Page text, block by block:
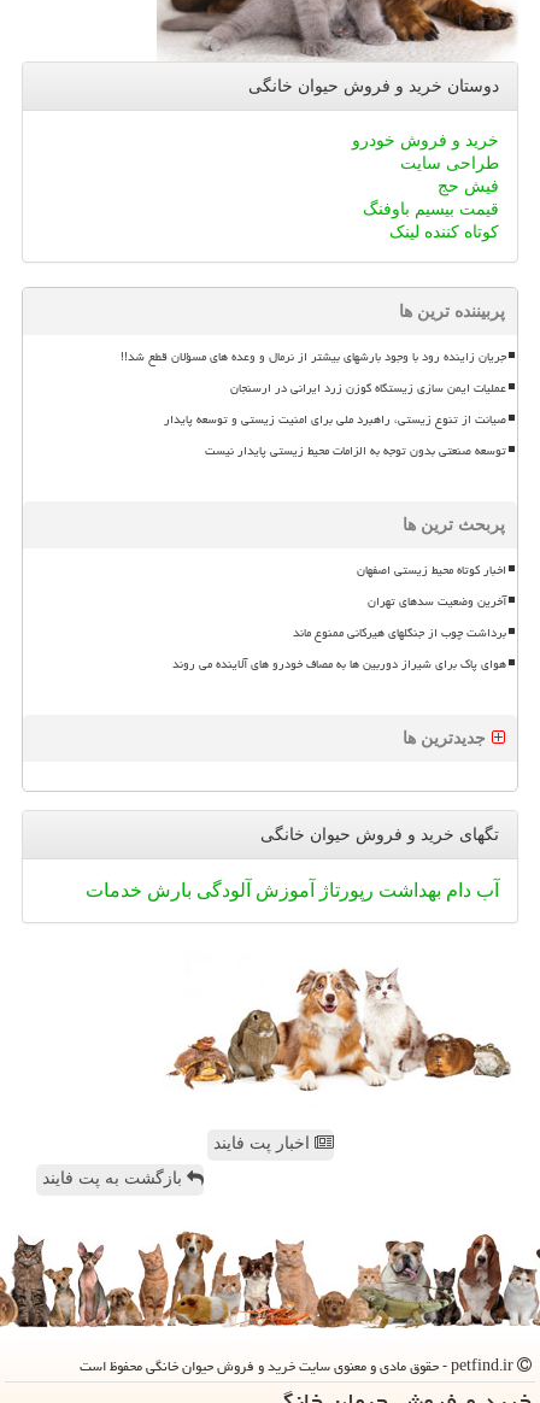
دوستان خرید و فروش حیوان خانگی
خرید و فروش خودرو
طراحی سایت
فیش حج
قیمت بیسیم باوفنگ
کوتاه کننده لینک
پربیننده ترین ها
جریان زاینده رود با وجود بارشهای بیشتر از نرمال و وعده های مسؤلان قطع شد!!
عملیات ایمن سازی زیستگاه گوزن زرد ایرانی در ارسنجان
صیانت از تنوع زیستی، راهبرد ملی برای امنیت زیستی و توسعه پایدار
توسعه صنعتی بدون توجه به الزامات محیط زیستی پایدار نیست
پربحث ترین ها
اخبار کوتاه محیط زیستی اصفهان
آخرین وضعیت سدهای تهران
برداشت چوب از جنگلهای هیرکانی ممنوع ماند
هوای پاک برای شیراز دوربین ها به مصاف خودرو های آلاینده می روند
جدیدترین ها
تگهای خرید و فروش حیوان خانگی
آب دام بهداشت رپورتاژ آموزش آلودگی بارش خدمات
اخبار پت فایند
بازگشت به پت فایند